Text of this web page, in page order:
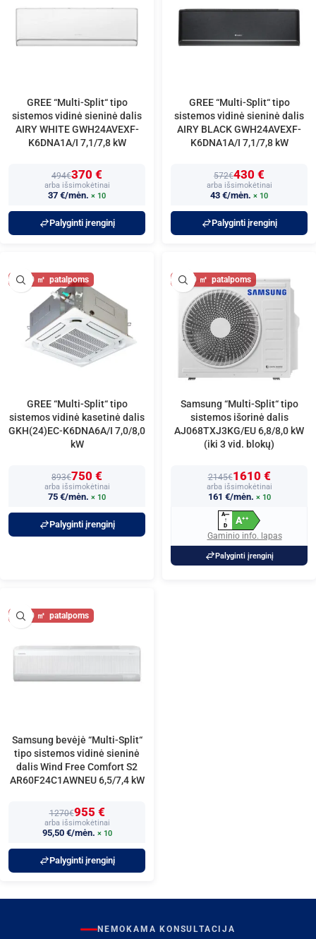
GREE “Multi-Split“ tipo
sistemos vidinė sieninė dalis
AIRY WHITE GWH24AVEXF-
K6DNA1A/I 7,1/7,8 kW
494€370 €
arba išsimokėtinai
37 €/mėn. × 10
Palyginti įrenginį
GREE “Multi-Split“ tipo
sistemos vidinė sieninė dalis
AIRY BLACK GWH24AVEXF-
K6DNA1A/I 7,1/7,8 kW
572€430 €
arba išsimokėtinai
43 €/mėn. × 10
Palyginti įrenginį
80
GREE “Multi-Split“ tipo
sistemos vidinė kasetinė dalis
GKH(24)EC-K6DNA6A/I 7,0/8,0
kW
893€750 €
arba išsimokėtinai
75 €/mėn. × 10
Palyginti įrenginį
80
Samsung “Multi-Split“ tipo
sistemos išorinė dalis
AJ068TXJ3KG/EU 6,8/8,0 kW
(iki 3 vid. blokų)
2145€1610 €
arba išsimokėtinai
161 €/mėn. × 10
A+++
↑
D
A++
Gaminio info. lapas
Palyginti įrenginį
80
Samsung bevėjė “Multi-Split“
tipo sistemos vidinė sieninė
dalis Wind Free Comfort S2
AR60F24C1AWNEU 6,5/7,4 kW
1270€955 €
arba išsimokėtinai
95,50 €/mėn. × 10
Palyginti įrenginį
NEMOKAMA KONSULTACIJA